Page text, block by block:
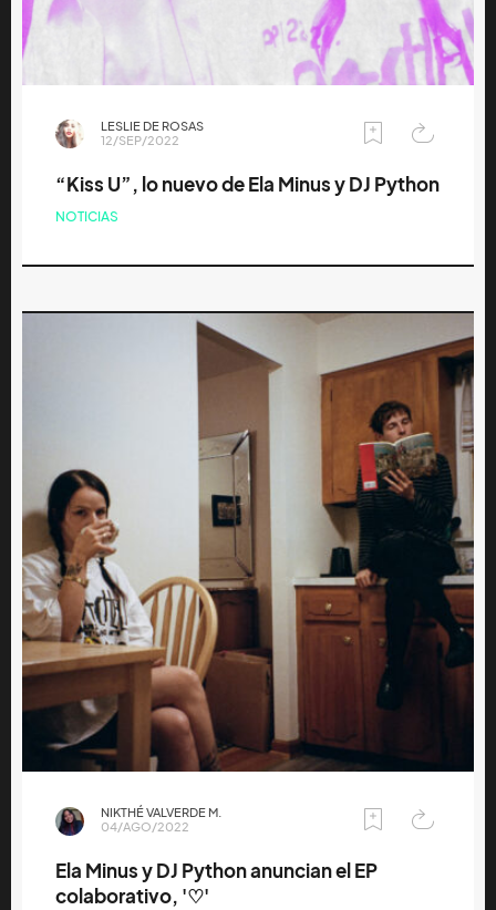
LESLIE DE ROSAS
12/SEP/2022
“Kiss U”, lo nuevo de Ela Minus y DJ Python
NOTICIAS
NIKTHÉ VALVERDE M.
04/AGO/2022
Ela Minus y DJ Python anuncian el EP
colaborativo, '♡'